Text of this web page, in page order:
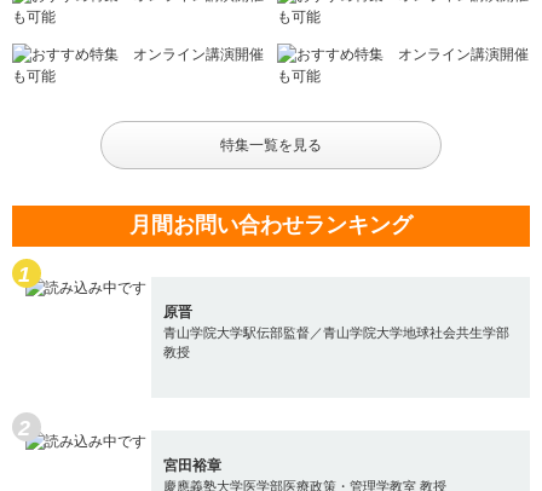
特集一覧を見る
月間お問い合わせランキング
原晋
青山学院大学駅伝部監督／青山学院大学地球社会共生学部
教授
宮田裕章
慶應義塾大学医学部医療政策・管理学教室 教授